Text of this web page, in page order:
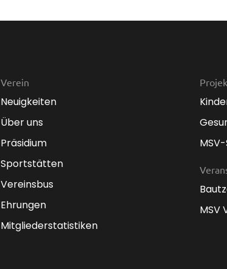
Verein
Neuigkeiten
Über uns
Präsidium
Sportstätten
Vereinsbus
Ehrungen
Mitgliederstatistiken
MSV